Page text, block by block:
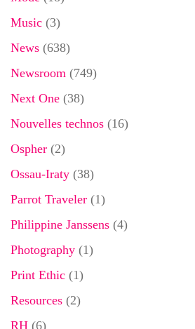
Music (3)
News (638)
Newsroom (749)
Next One (38)
Nouvelles technos (16)
Ospher (2)
Ossau-Iraty (38)
Parrot Traveler (1)
Philippine Janssens (4)
Photography (1)
Print Ethic (1)
Resources (2)
RH (6)